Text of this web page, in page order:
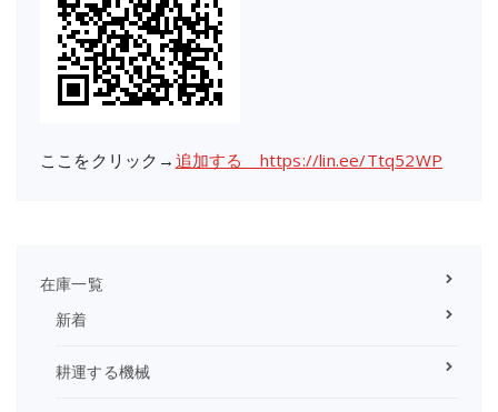
ここをクリック→ 追加する https://lin.ee/Ttq52WP
在庫一覧
新着
耕運する機械